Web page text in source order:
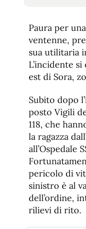
Paura per
ventenne,
sua utilitaria
L’incidente
est di Sora,
Subito dopo
posto Vigili
118, che
la ragazza
all’Ospedale
pericolo di
sinistro è al
dell’ordine,
rilievi di rito.